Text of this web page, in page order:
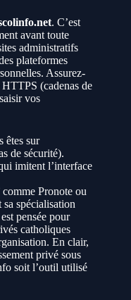
. C’est
avant toute
administratifs
plateformes
Assurez-
(cadenas de
vos
êtes sur
de sécurité).
imitent l’interface
Pronote ou
sa spécialisation
pensée pour
catholiques
En clair,
privé sous
soit l’outil utilisé